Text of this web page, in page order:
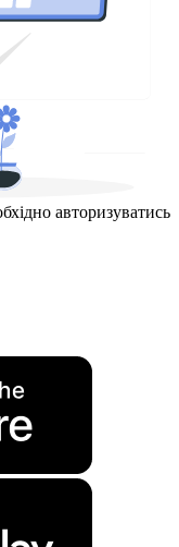
авторизуватись